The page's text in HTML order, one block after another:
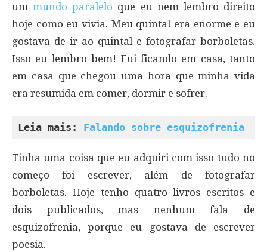
ummundo paralelo que eu nem lembro direito
hoje como eu vivia. Meu quintal era enorme e eu
gostava de ir ao quintal e fotografar borboletas.
Isso eu lembro bem! Fui ficando em casa, tanto
em casa que chegou uma hora que minha vida
era resumida em comer, dormir e sofrer.
Leia mais: Falando sobre esquizofrenia
Tinha uma coisa que eu adquiri com isso tudo no
começo foi escrever, além de fotografar
borboletas. Hoje tenho quatro livros escritos e
dois publicados, mas nenhum fala de
esquizofrenia, porque eu gostava de escrever
poesia.